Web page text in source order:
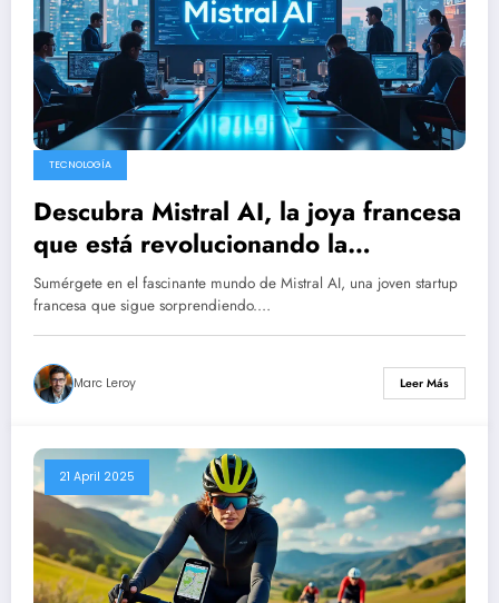
TECNOLOGÍA
Descubra Mistral AI, la joya francesa
que está revolucionando la
inteligencia artificial de código
abierto
Sumérgete en el fascinante mundo de Mistral AI, una joven startup
francesa que sigue sorprendiendo.…
Marc Leroy Leer Más
21 April 2025